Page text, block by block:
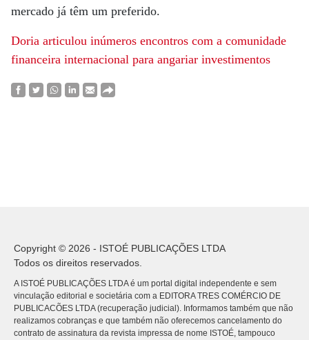
mercado já têm um preferido.
Doria articulou inúmeros encontros com a comunidade
financeira internacional para angariar investimentos
Copyright © 2026 - ISTOÉ PUBLICAÇÕES LTDA
Todos os direitos reservados.
A ISTOÉ PUBLICAÇÕES LTDA é um portal digital independente e sem
vinculação editorial e societária com a EDITORA TRES COMÉRCIO DE
PUBLICACÕES LTDA (recuperação judicial). Informamos também que não
realizamos cobranças e que também não oferecemos cancelamento do
contrato de assinatura da revista impressa de nome ISTOÉ, tampouco